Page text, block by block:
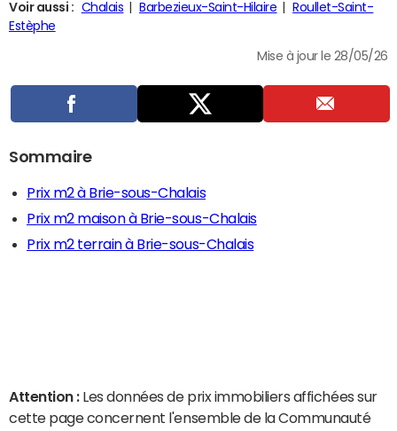
Voir aussi : Chalais Barbezieux-Saint-Hilaire
Roullet-Saint-
Estèphe
Mise à jour le 28/05/26
Sommaire
Prix m2 à Brie-sous-Chalais
Prix m2 maison à Brie-sous-Chalais
Prix m2 terrain à Brie-sous-Chalais
Attention : Les données de prix immobiliers affichées sur
cette page concernent l'ensemble de la Communauté